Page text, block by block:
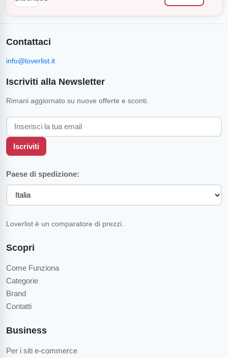
Scopri
Come Funziona
Categorie
Brand
Contatti
Business
Per i siti e-commerce
Contattaci
info@loverlist.it
Iscriviti alla Newsletter
Rimani aggiornato su nuove offerte e sconti.
Iscriviti
Paese di spedizione:
Loverlist è un comparatore di prezzi.